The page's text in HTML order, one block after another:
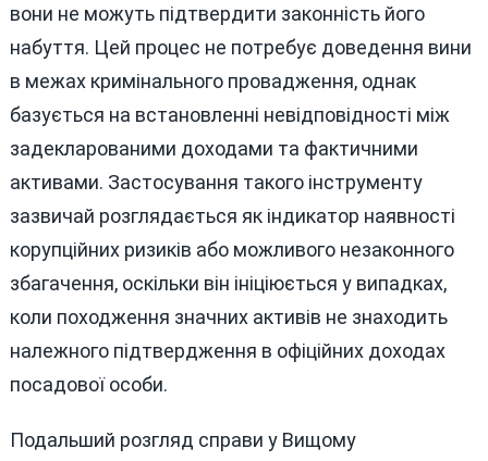
вони не можуть підтвердити законність його
набуття. Цей процес не потребує доведення вини
в межах кримінального провадження, однак
базується на встановленні невідповідності між
задекларованими доходами та фактичними
активами. Застосування такого інструменту
зазвичай розглядається як індикатор наявності
корупційних ризиків або можливого незаконного
збагачення, оскільки він ініціюється у випадках,
коли походження значних активів не знаходить
належного підтвердження в офіційних доходах
посадової особи.
Подальший розгляд справи у Вищому